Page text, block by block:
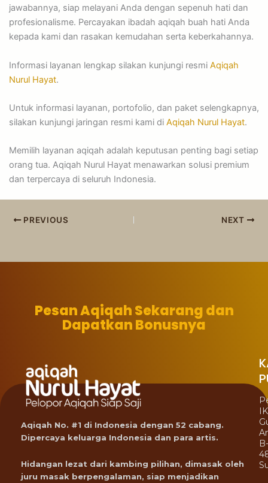
jawabannya, siap melayani Anda dengan sepenuh hati dan
profesionalisme. Percayakan ibadah aqiqah buah hati Anda
kepada kami dan rasakan kemudahan serta keberkahannya.
Informasi layanan lengkap silakan kunjungi resmi Aqiqah
Nurul Hayat.
Untuk informasi layanan, portofolio, dan paket selengkapnya,
silakan kunjungi jaringan resmi kami di Aqiqah Nurul Hayat.
Memilih layanan aqiqah adalah keputusan penting bagi setiap
orang tua. Aqiqah Nurul Hayat menawarkan solusi premium
dan terpercaya di seluruh Indonesia.
PREVIOUS NEXT
Pesan Aqiqah Sekarang dan
Dapatkan Bonusnya
Aqiqah No. #1 di Indonesia dengan 52 cabang.
Dipercaya keluarga Indonesia dan para artis.
Hidangan lezat dari kambing pilihan, dimasak oleh
juru masak berpengalaman, siap menjadikan
B-